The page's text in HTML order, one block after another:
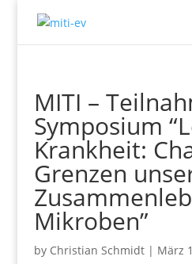
MITI –
Symposium
Krankheit:
Grenzen
Mikroben”
by Christian Schmidt| März